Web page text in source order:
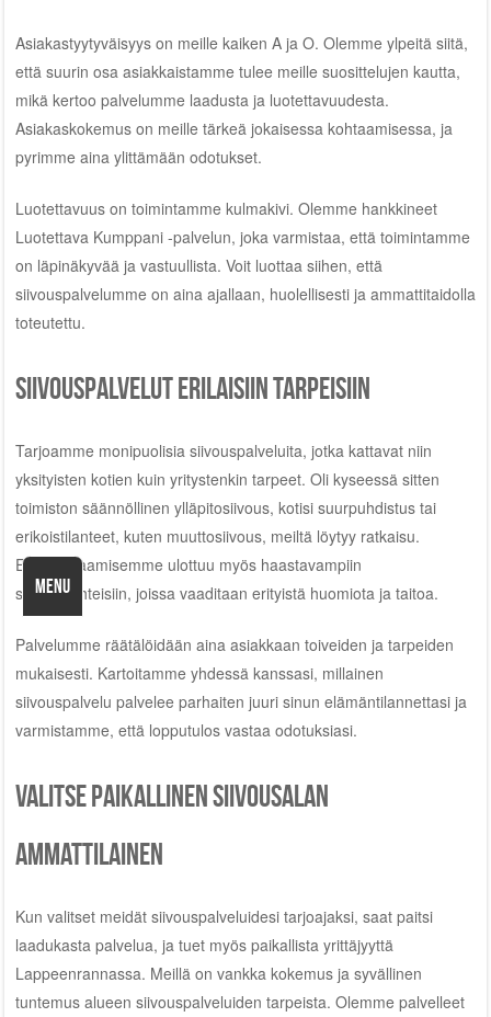
MENU
Asiakastyytyväisyys on meille kaiken A ja O. Olemme ylpeitä siitä,
että suurin osa asiakkaistamme tulee meille suosittelujen kautta,
mikä kertoo palvelumme laadusta ja luotettavuudesta.
Asiakaskokemus on meille tärkeä jokaisessa kohtaamisessa, ja
pyrimme aina ylittämään odotukset.
Luotettavuus on toimintamme kulmakivi. Olemme hankkineet
Luotettava Kumppani -palvelun, joka varmistaa, että toimintamme
on läpinäkyvää ja vastuullista. Voit luottaa siihen, että
siivouspalvelumme on aina ajallaan, huolellisesti ja ammattitaidolla
toteutettu.
Siivouspalvelut erilaisiin tarpeisiin
Tarjoamme monipuolisia siivouspalveluita, jotka kattavat niin
yksityisten kotien kuin yritystenkin tarpeet. Oli kyseessä sitten
toimiston säännöllinen ylläpitosiivous, kotisi suurpuhdistus tai
erikoistilanteet, kuten muuttosiivous, meiltä löytyy ratkaisu.
Erikoisosaamisemme ulottuu myös haastavampiin
siivouskohteisiin, joissa vaaditaan erityistä huomiota ja taitoa.
Palvelumme räätälöidään aina asiakkaan toiveiden ja tarpeiden
mukaisesti. Kartoitamme yhdessä kanssasi, millainen
siivouspalvelu palvelee parhaiten juuri sinun elämäntilannettasi ja
varmistamme, että lopputulos vastaa odotuksiasi.
Valitse paikallinen siivousalan
ammattilainen
Kun valitset meidät siivouspalveluidesi tarjoajaksi, saat paitsi
laadukasta palvelua, ja tuet myös paikallista yrittäjyyttä
Lappeenrannassa. Meillä on vankka kokemus ja syvällinen
tuntemus alueen siivouspalveluiden tarpeista. Olemme palvelleet